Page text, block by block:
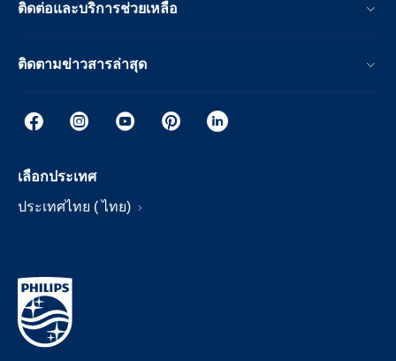
ติดต่อและบริการช่วยเหลือ
ติดตามข่าวสารล่าสุด
เลือกประเทศ
ประเทศไทย ( ไทย)